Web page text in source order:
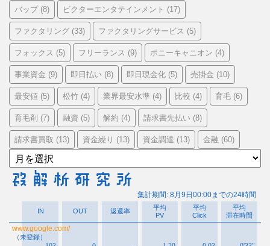
バップ(8) ビクターエンタテインメント (17)
ファクタリング (33) ファクタリングサービス (5)
フォックス (5) フリーランス (9) ポニーキャニオン (4)
事業資金 (9) 即日払い (8) 即日現金化 (5) 売掛金 (10)
最安値 (5) 松竹 (4) 業界最安水準 (4) 比較 (4) 育毛 (6)
育毛剤 (7) 融資 (5) 解約 (4) 請求書先払い (8)
請求書買取 (13) 資金繰り (13) 資金調達 (13) 金融 (60)
ア
ー
カ